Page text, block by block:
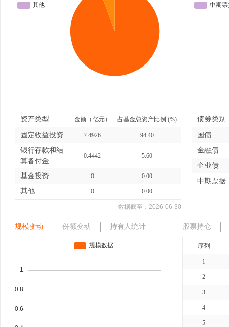
资产类型 金额（亿元） 占基金总资产比例 (%)
固定收益投资 7.4926 94.40
银行存款和结
算备付金
0.4442 5.60
基金投资 0 0.00
其他 0 0.00
数据截至： 2026-06-30
债券类别
国债
金融债
企业债
中期票据
规模变动 份额变动 持有人统计 股票持仓
序列
1
2
3
4
5